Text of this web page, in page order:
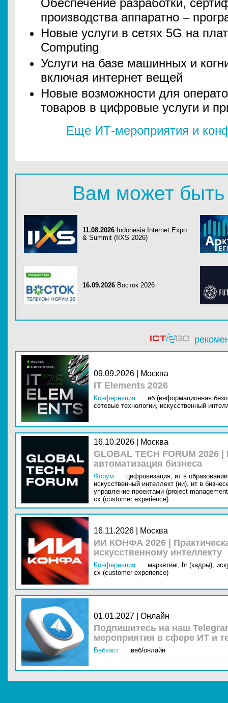
Обеспечение разработки,
производства аппаратно –
Новые услуги в сетях 5G на
Computing
Услуги на базе машинных и
включая интернет вещей
Новые возможности для
товаров в цифровые услуги и
Еще ИТ-мероприятия и
Вам может быть
11.08.2026 Indonesia Internet Expo
& Summit (IIXS 2026)
16.09.2026 Восток 2026
09.09.2026 | Москва
IT Elements 2026
Конференция
иб (информационная
сетевые технологии, искусственный
16.10.2026 | Москва
GLOBAL TECH FORUM
автоматизация бизнеса
Форум цифровизация, ит в
искусственный интеллект (ии), ит в
управление проектами (project
cx (customer experience)
16.11.2026 | Москва
ИИ КОНФА 2026 |
искусственному интеллекту
Конференция маркетинг, hr (кадры),
cx (customer experience)
01.01.2027 | Онлайн
Подпишитесь на наш
мероприятия в сфере ИТ и
Вебкаст веб/онлайн